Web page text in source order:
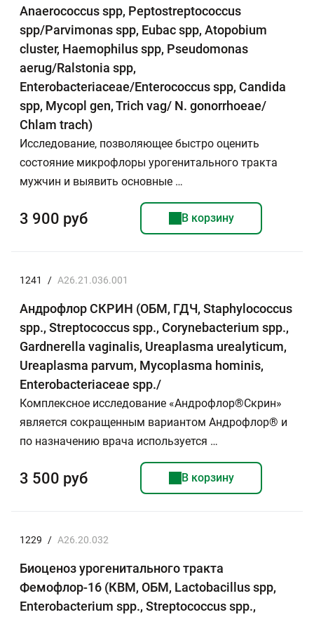
Anaerococcus spp, Peptostreptococcus
spp/Parvimonas spp, Eubac spp, Atopobium
cluster, Haemophilus spp, Pseudomonas
aerug/Ralstonia spp,
Enterobacteriaceae/Enterococcus spp, Candida
spp, Mycopl gen, Trich vag/ N. gonorrhoeae/
Chlam trach)
Исследование, позволяющее быстро оценить
состояние микрофлоры урогенитального тракта
мужчин и выявить основные …
3 900 руб В корзину
1241 / A26.21.036.001
Андрофлор СКРИН (ОБМ, ГДЧ, Staphylococcus
spp., Streptococcus spp., Corynebacterium spp.,
Gardnerella vaginalis, Ureaplasma urealyticum,
Ureaplasma parvum, Mycoplasma hominis,
Enterobacteriaceae spp./
Комплексное исследование «Андрофлор®Скрин»
является сокращенным вариантом Андрофлор® и
по назначению врача используется …
3 500 руб В корзину
1229 / A26.20.032
Биоценоз урогенитального тракта
Фемофлор-16 (КВМ, ОБМ, Lactobacillus spp,
Enterobacterium spp., Streptococcus spp.,